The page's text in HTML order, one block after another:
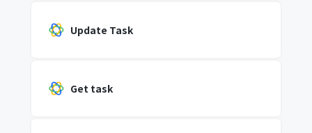
Update Task
Get task